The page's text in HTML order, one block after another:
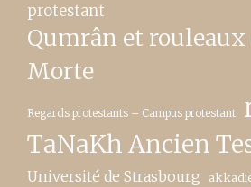
protestant
Qumrân et rouleaux
Morte
Regards protestants – Campus protestant
TaNaKh Ancien
Université de Strasbourg